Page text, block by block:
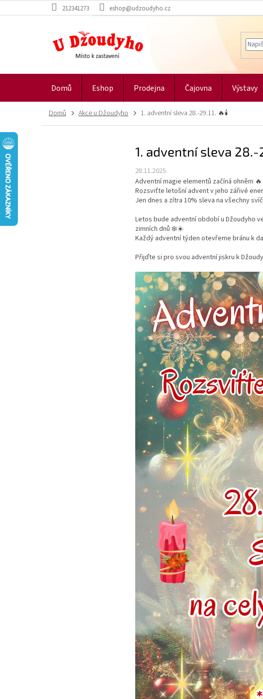
na
212341273 eshop@udzoudyho.cz
Domů Eshop Prodejna Čajovna Výstavy
Domů Akce u Džoudyho 1. adventní sleva 28.-29.11. 🔥🕯️
1. adventní sleva 28.-
28.11.2025
Adventní magie elementů začíná ohněm 🔥
Rozsviťte letošní advent v jeho zářivé
Jen dnes a zítra 10% sleva na všechny
Letos bude adventní období u Džoudyho
zimních dnů ❄️☀️
Každý adventní týden otevřeme bránu k
Přijďte si pro svou adventní jiskru k